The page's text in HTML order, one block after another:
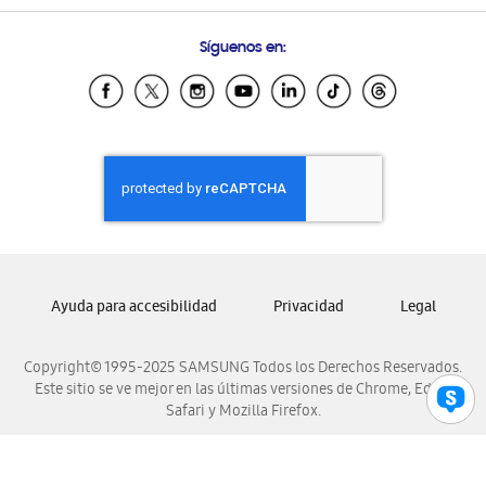
Samsung Ecuador
Samsung El Salvador
Samsung Honduras
Samsung Nicaragua
Samsung Panamá
Samsung Venezuela
Síguenos en:
Copyright© 1995-2025 SAMSUNG Todos los Derechos Reservados.
Este sitio se ve mejor en las últimas versiones de Chrome, Edge,
Safari y Mozilla Firefox.
Ayuda para accesibilidad Privacidad Legal